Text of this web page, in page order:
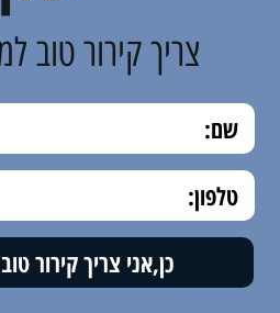
צריך קירור טוב